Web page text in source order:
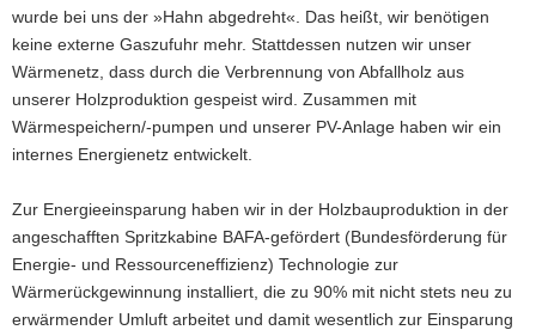
wurde bei uns der »Hahn abgedreht«. Das heißt, wir benötigen
keine externe Gaszufuhr mehr. Stattdessen nutzen wir unser
Wärmenetz, dass durch die Verbrennung von Abfallholz aus
unserer Holzproduktion gespeist wird. Zusammen mit
Wärmespeichern/-pumpen und unserer PV-Anlage haben wir ein
internes Energienetz entwickelt.
Zur Energieeinsparung haben wir in der Holzbauproduktion in der
angeschafften Spritzkabine BAFA-gefördert (Bundesförderung für
Energie- und Ressourceneffizienz) Technologie zur
Wärmerückgewinnung installiert, die zu 90% mit nicht stets neu zu
erwärmender Umluft arbeitet und damit wesentlich zur Einsparung